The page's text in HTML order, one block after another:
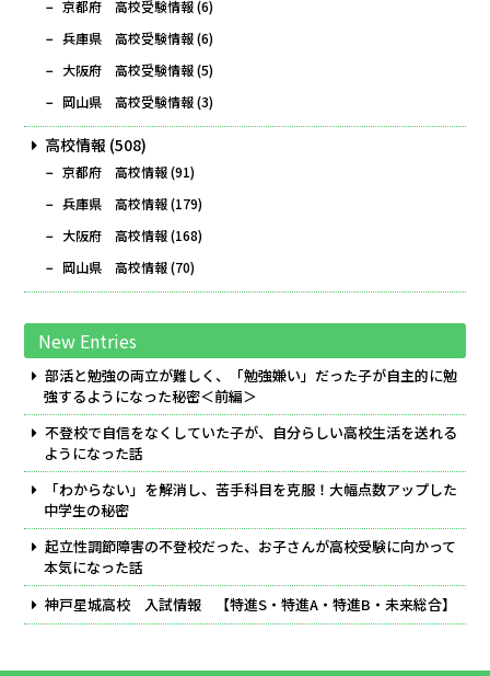
京都府 高校受験情報(6)
兵庫県 高校受験情報(6)
大阪府 高校受験情報(5)
岡山県 高校受験情報(3)
高校情報 (508)
京都府 高校情報(91)
兵庫県 高校情報(179)
大阪府 高校情報(168)
岡山県 高校情報(70)
New Entries
部活と勉強の両立が難しく、「勉強嫌い」だった子が自主的に勉
強するようになった秘密＜前編＞
不登校で自信をなくしていた子が、自分らしい高校生活を送れる
ようになった話
「わからない」を解消し、苦手科目を克服！大幅点数アップした
中学生の秘密
起立性調節障害の不登校だった、お子さんが高校受験に向かって
本気になった話
神戸星城高校 入試情報 【特進S・特進A・特進B・未来総合】